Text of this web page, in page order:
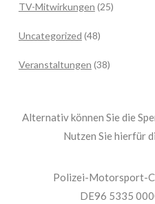
TV-Mitwirkungen (25)
Uncategorized (48)
Veranstaltungen (38)
Alternativ können Sie die
Nutzen Sie hierfür
Polizei-Motorsport-
DE96 5335